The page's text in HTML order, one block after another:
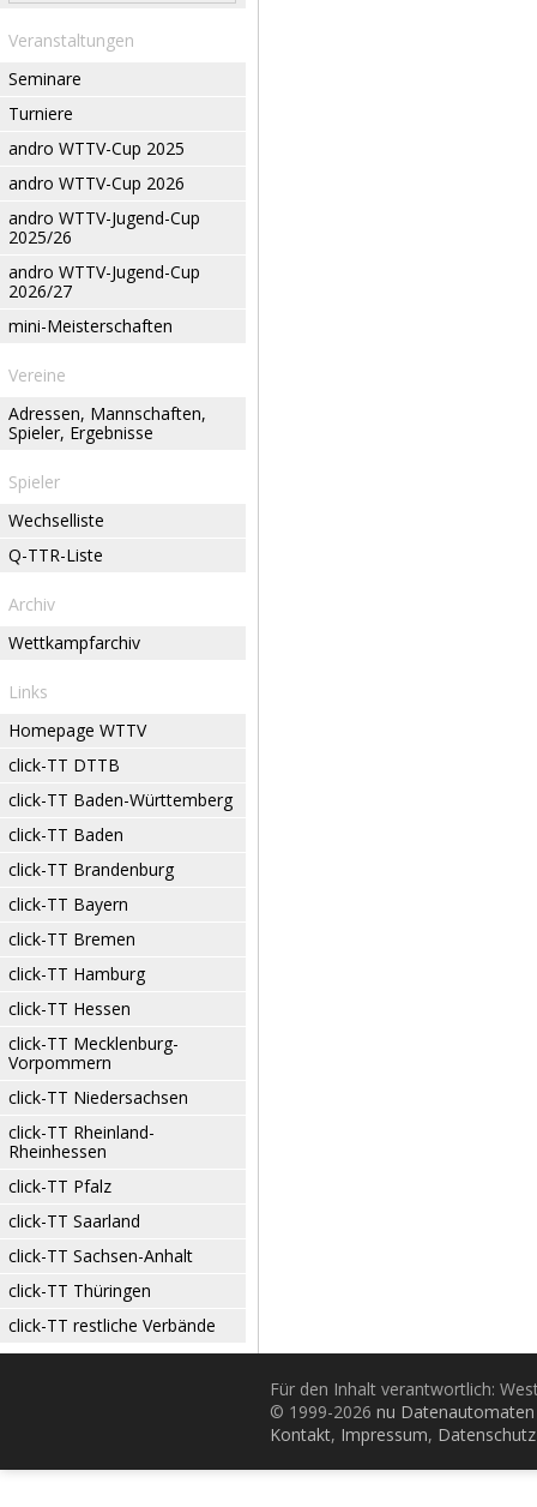
Veranstaltungen
Seminare
Turniere
andro WTTV-Cup 2025
andro WTTV-Cup 2026
andro WTTV-Jugend-Cup
2025/26
andro WTTV-Jugend-Cup
2026/27
mini-Meisterschaften
Vereine
Adressen, Mannschaften,
Spieler, Ergebnisse
Spieler
Wechselliste
Q-TTR-Liste
Archiv
Wettkampfarchiv
Links
Homepage WTTV
click-TT DTTB
click-TT Baden-Württemberg
click-TT Baden
click-TT Brandenburg
click-TT Bayern
click-TT Bremen
click-TT Hamburg
click-TT Hessen
click-TT Mecklenburg-
Vorpommern
click-TT Niedersachsen
click-TT Rheinland-
Rheinhessen
click-TT Pfalz
click-TT Saarland
click-TT Sachsen-Anhalt
click-TT Thüringen
click-TT restliche Verbände
Für den Inhalt verantwortlich:
© 1999-2026 nu
Kontakt, Impressum, Datenschutz